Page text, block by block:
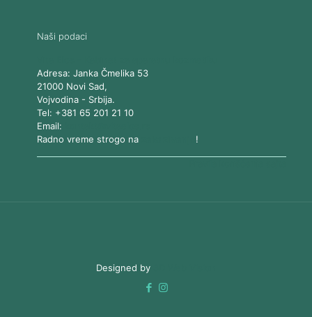
Naši podaci
Adresa: Janka Čmelika 53
21000 Novi Sad,
Vojvodina- Srbija.
Tel: +381 65 201 21 10
Email:
Radno vreme strogo na
!
Designed by